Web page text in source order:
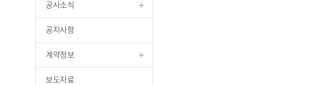
공사소식
공지사항
계약정보
보도자료